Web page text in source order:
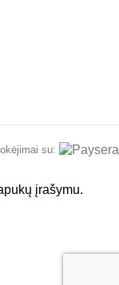
su:
įrašymu.